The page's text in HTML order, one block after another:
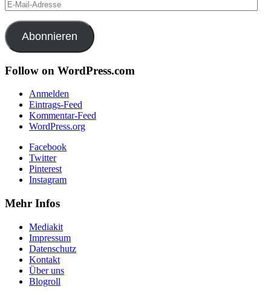
E-
Mail-
Adresse
Abonnieren
Follow on WordPress.com
Anmelden
Eintrags-Feed
Kommentar-Feed
WordPress.org
Facebook
Twitter
Pinterest
Instagram
Mehr Infos
Mediakit
Impressum
Datenschutz
Kontakt
Über uns
Blogroll